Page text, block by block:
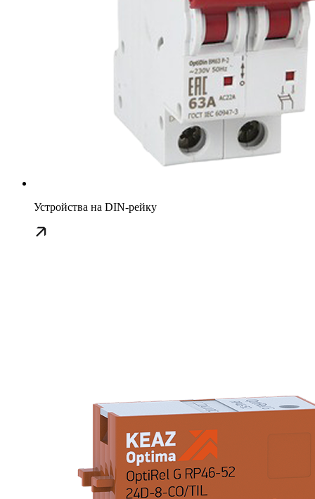
Устройства на DIN-рейку